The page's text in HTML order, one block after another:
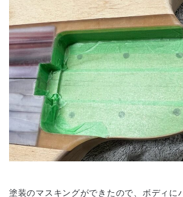
塗装のマスキングができたので、ボディに